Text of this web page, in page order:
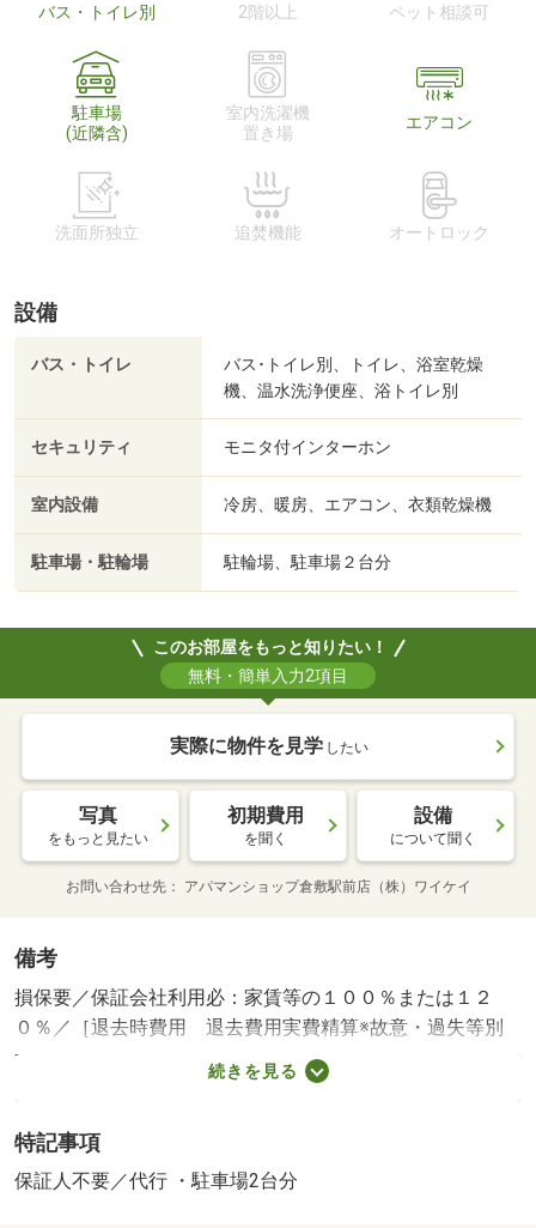
バス・トイレ別 2階以上 ペット相談可
駐車場
(近隣含)
室内洗濯機
置き場
エアコン
洗面所独立 追焚機能 オートロック
設備
バス・トイレ
バス･トイレ別、トイレ、浴室乾燥
機、温水洗浄便座、浴トイレ別
セキュリティ モニタ付インターホン
室内設備 冷房、暖房、エアコン、衣類乾燥機
駐車場・駐輪場 駐輪場、駐車場２台分
このお部屋をもっと知りたい！
無料・簡単入力2項目
実際に物件を見学 したい
写真
をもっと見たい
初期費用
を聞く
設備
について聞く
お問い合わせ先 アパマンショップ倉敷駅前店（株）ワイケイ
備考
損保要／保証会社利用必：家賃等の１００％または１２
０％／［退去時費用 退去費用実費精算※故意・過失等別
途実費］環境維持費：１ヶ月５５０円（税込）、鍵交換
費：ご契約時１６５００円（税込）、退去時清掃費：５２
数料：１６５００円（税込）、保証委託料：必要 保証会
社：プラザ賃貸保証／バストイレ別／エアコン／ＴＶイン
続きを見る
特記事項
保証人不要／代行 ・駐車場2台分